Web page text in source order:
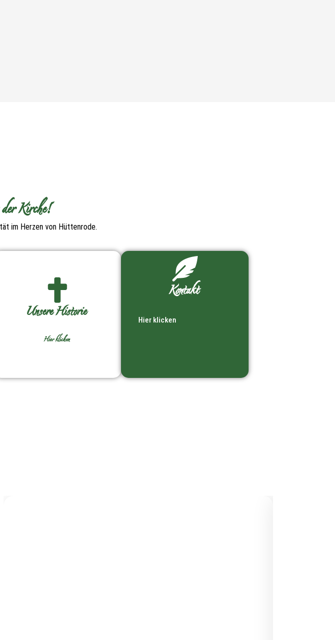
Kirche!
im Herzen von Hüttenrode.
Unsere Historie
Hier klicken
Kontakt
Hier klicken